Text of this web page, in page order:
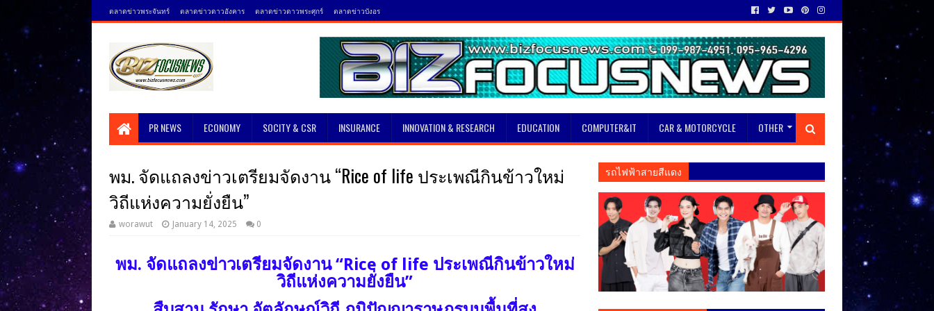
ตลาดข่าวพระจันทร์ ตลาดข่าวดาวอังคาร ตลาดข่าวดาวพระศุกร์ ตลาดข่าวบังอร
PR NEWS ECONOMY SOCITY & CSR INSURANCE INNOVATION & RESEARCH EDUCATION COMPUTER&IT CAR & MOTORCYCLE OTHER
พม. จัดแถลงข่าวเตรียมจัดงาน “Rice of life ประเพณีกินข้าวใหม่
วิถีแห่งความยั่งยืน”
worawut January 14, 2025 0
พม. จัดแถลงข่าวเตรียมจัดงาน “Rice of life ประเพณีกินข้าวใหม่
วิถีแห่งความยั่งยืน”
รถไฟฟ้าสายสีแดง